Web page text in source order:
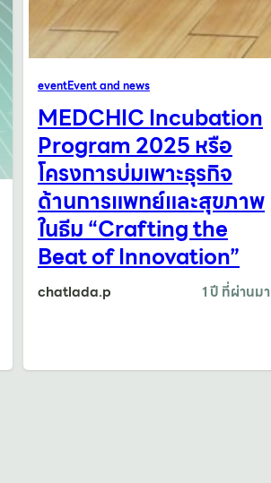
eventEvent and news
MEDCHIC Incubation
Program 2025 หรือ
โครงการบ่มเพาะธุรกิจ
ด้านการแพทย์และสุขภาพ
ในธีม “Crafting the
Beat of Innovation”
chatlada.p 1 ปี ที่ผ่านมา